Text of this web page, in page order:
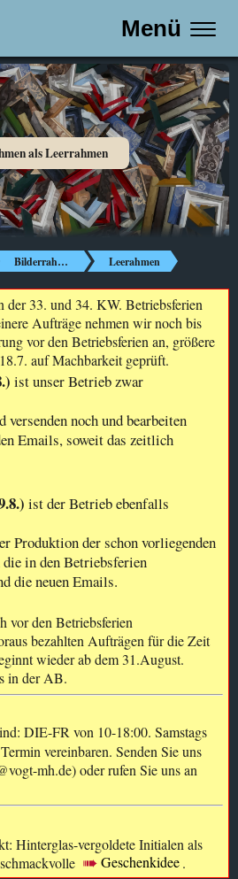
Menü
als Leerrahmen
Bilderrahmen Leerahmen
33. und 34. KW. Betriebsferien
Aufträge nehmen wir noch bis
vor den Betriebsferien an, größere
auf Machbarkeit geprüft.
ist unser Betrieb zwar
noch und bearbeiten
Emails, soweit das zeitlich
ist der Betrieb ebenfalls
Produktion der schon vorliegenden
in den Betriebsferien
die neuen Emails.
vor den Betriebsferien
bezahlten Aufträgen für die Zeit
wieder ab dem 31.August.
in der AB.
DIE-FR von 10-18:00. Samstags
vereinbaren. Senden Sie uns
mh.de) oder rufen Sie uns an
Hinterglas-vergoldete Initialen als
Geschenkidee .